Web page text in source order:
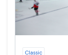
Classic